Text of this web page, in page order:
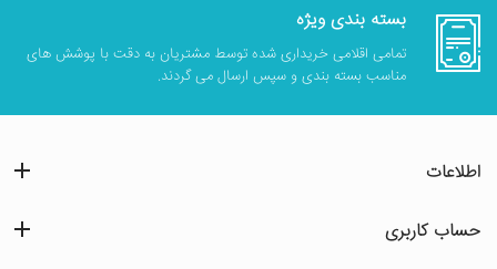
بسته بندی ویژه
تمامی اقلامی خریداری شده توسط مشتریان به دقت با پوشش های
مناسب بسته بندی و سپس ارسال می گردند.
اطلاعات
حساب کاربری